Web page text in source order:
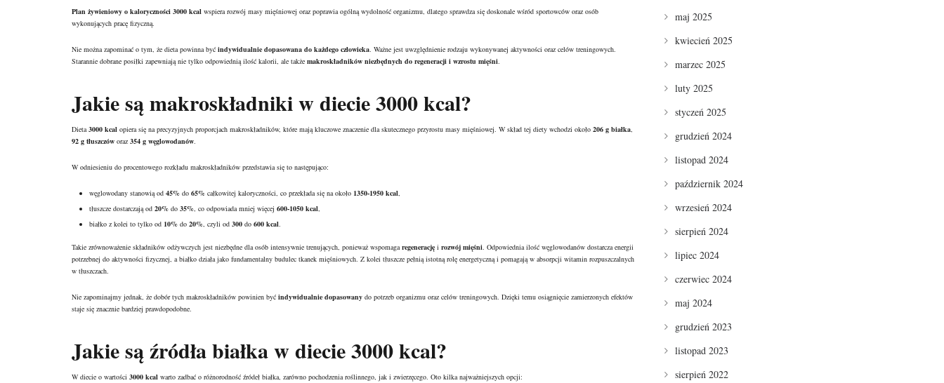
Plan żywieniowy o kaloryczności 3000 kcal wspiera rozwój masy mięśniowej oraz poprawia ogólną wydolność organizmu, dlatego sprawdza się doskonale wśród sportowców oraz osób
wykonujących pracę fizyczną.
Nie można zapominać o tym, że dieta powinna być indywidualnie dopasowana do każdego człowieka. Ważne jest uwzględnienie rodzaju wykonywanej aktywności oraz celów treningowych.
Starannie dobrane posiłki zapewniają nie tylko odpowiednią ilość kalorii, ale także makroskładników niezbędnych do regeneracji i wzrostu mięśni.
Jakie są makroskładniki w diecie 3000 kcal?
Dieta3000 kcal opiera się na precyzyjnych proporcjach makroskładników, które mają kluczowe znaczenie dla skutecznego przyrostu masy mięśniowej. W skład tej diety wchodzi około 206 g białka,
92 g tłuszczów oraz 354 g węglowodanów.
W odniesieniu do procentowego rozkładu makroskładników przedstawia się to następująco:
węglowodany stanowią od 45% do 65% całkowitej kaloryczności, co przekłada się na około 1350-1950 kcal,
tłuszcze dostarczają od 20% do 35%, co odpowiada mniej więcej 600-1050 kcal,
białko z kolei to tylko od 10% do 20%, czyli od 300 do 600 kcal.
Takie zrównoważenie składników odżywczych jest niezbędne dla osób intensywnie trenujących, ponieważ wspomagaregenerację i rozwój mięśni. Odpowiednia ilość węglowodanów dostarcza energii
potrzebnej do aktywności fizycznej, a białko działa jako fundamentalny budulec tkanek mięśniowych. Z kolei tłuszcze pełnią istotną rolę energetyczną i pomagają w absorpcji witamin rozpuszczalnych
w tłuszczach.
Nie zapominajmy jednak, że dobór tych makroskładników powinien być indywidualnie dopasowany do potrzeb organizmu oraz celów treningowych. Dzięki temu osiągnięcie zamierzonych efektów
staje się znacznie bardziej prawdopodobne.
Jakie są źródła białka w diecie 3000 kcal?
W diecie o wartości 3000 kcal warto zadbać o różnorodność źródeł białka, zarówno pochodzenia roślinnego, jak i zwierzęcego. Oto kilka najważniejszych opcji:
maj 2025
kwiecień 2025
marzec 2025
luty 2025
styczeń 2025
grudzień 2024
listopad 2024
październik 2024
wrzesień 2024
sierpień 2024
lipiec 2024
czerwiec 2024
maj 2024
grudzień 2023
listopad 2023
sierpień 2022